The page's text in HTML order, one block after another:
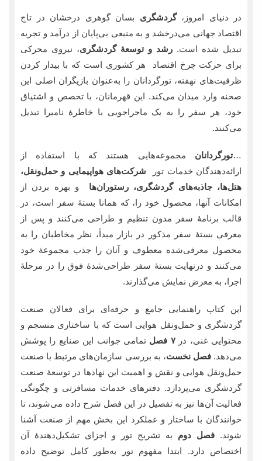
در دنیای امروز،گردشگری بسان گوهری درخشان در تاج
اقتصاد جهانی می‌درخشد و به منبعی بی‌پایان از درآمد و تجربه
تبدیل شده است. رشد و توسعۀ گردشگری، نیروی محرکی
برای حرکت چرخ اقتصاد هر کشوری است که با بیدار کردن
ظرفیت‌های نهفته، تورگردانان را به‌عنوان بازیگران اصلی این
صحنه وارد میدان می‌کند. این قهرمانان، با تخصص و اشتیاق
خود، هر سفر را به یک ماجراجویی با خاطرۀ نامیرا تبدیل
می‌کنند.
…تورگردانان مجموعه‌هایی هستند که با استفاده از
ارائه‌دهندگان خدمات تور شرکت‌های هواپیمایی و حمل‌ونقل،
هتل‌ها، جاذبه‌های گردشگری، رستوران‌ها
و بهره بردن از
امکانات آنها، محصول خود را، که همانا بستۀ سفر است، در
قالب برنامۀ سفر مدون تنظیم و طراحی می‌کنند و پس از
معرفی بستۀ سفر مذکور در بازار مبدأ، نظر مخاطبان را به
محصول معرفی‌شده معطوف و آنان را جذب مجموعۀ خود
می‌کنند و درنهایت بستۀ سفر طراحی‌شدۀ فوق را در مرحلۀ
اجرا، به معرض نمایش می‌گذارند.
این کتاب راهنمایی جامع و حرفه‌ای برای فعالان صنعت
گردشگری و حمل‌ونقل هوایی است که با ساختاری منسجم و
محتوایی غنی، در۷ فصل
تمامی جوانب این صنایع را پوشش
می‌دهد.فصل نخست، به بررسی سازمان‌های مرتبط با صنعت
حمل‌ونقل هوایی و نقش و اهمیت این نهادها در توسعۀ صنعت
گردشگری می‌پردازد. دفترهای خدمات مسافرتی و چگونگی
فعالیت آن‌ها نیز به تفصیل در این فصل شرح داده می‌شوند، تا
خوانندگان با ساختار و عملکرد این بخش مهم از صنعت آشنا
شوند. فصل دوم به تشریح تور و اجزای تشکیل‌دهندۀ آن
اختصاص دارد. ابتدا مفهوم تور به‌طور کامل توضیح داده